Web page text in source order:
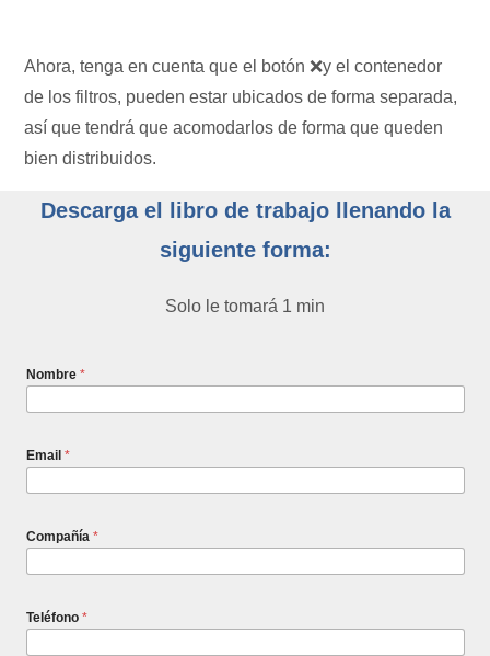
Ahora, tenga en cuenta que el botón ❌y el contenedor
de los filtros, pueden estar ubicados de forma separada,
así que tendrá que acomodarlos de forma que queden
bien distribuidos.
Descarga el libro de trabajo llenando la
siguiente forma:
Solo le tomará 1 min
Nombre *
Email *
Compañía *
Teléfono *